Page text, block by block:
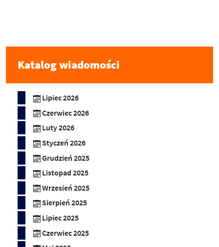
Katalog wiadomości
Lipiec 2026
Czerwiec 2026
Luty 2026
Styczeń 2026
Grudzień 2025
Listopad 2025
Wrzesień 2025
Sierpień 2025
Lipiec 2025
Czerwiec 2025